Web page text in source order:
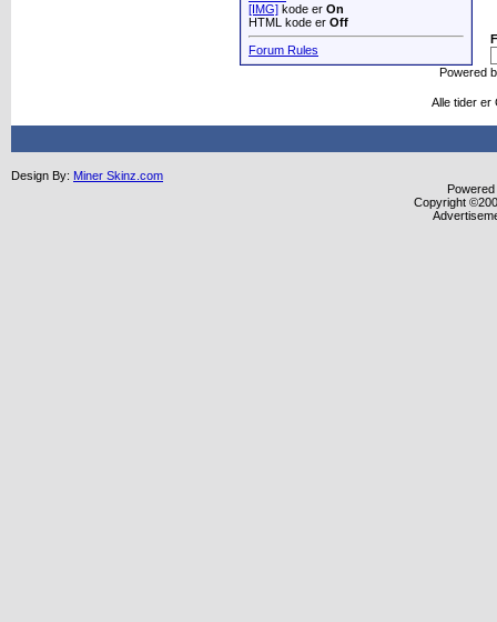
[IMG] kode er On
HTML kode er Off
Forum Rules
Powered
Alle tider er
Design By: Miner Skinz.com
Copyright